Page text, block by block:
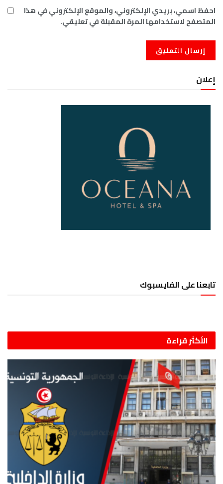
احفظ اسمي، بريدي الإلكتروني، والموقع الإلكتروني في هذا
المتصفح لاستخدامها المرة المقبلة في تعليقي.
إعلان
تابعنا على الفايسبوك
الأكثر قراءة